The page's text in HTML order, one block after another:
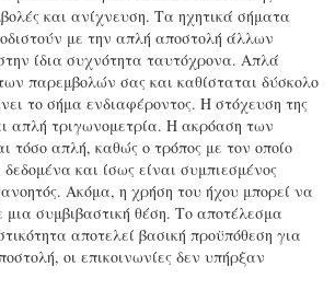
και ανίχνευση. Τα ηχητικά σήματα
με την απλή αποστολή άλλων
ίδια συχνότητα ταυτόχρονα. Απλά
παρεμβολών σας και καθίσταται δύσκολο
το σήμα ενδιαφέροντος. Η στόχευση της
απλή τριγωνομετρία. Η ακρόαση των
τόσο απλή, καθώς ο τρόπος με τον οποίο
και ίσως είναι συμπιεσμένος
Ακόμα, η χρήση του ήχου μπορεί να
μια συμβιβαστική θέση. Το αποτέλεσμα
αποτελεί βασική προϋπόθεση για
οι επικοινωνίες δεν υπήρξαν